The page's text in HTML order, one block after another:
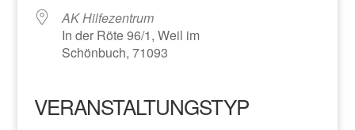
AK Hilfezentrum
In der Röte 96/1, Weil im
Schönbuch, 71093
VERANSTALTUNGSTYP